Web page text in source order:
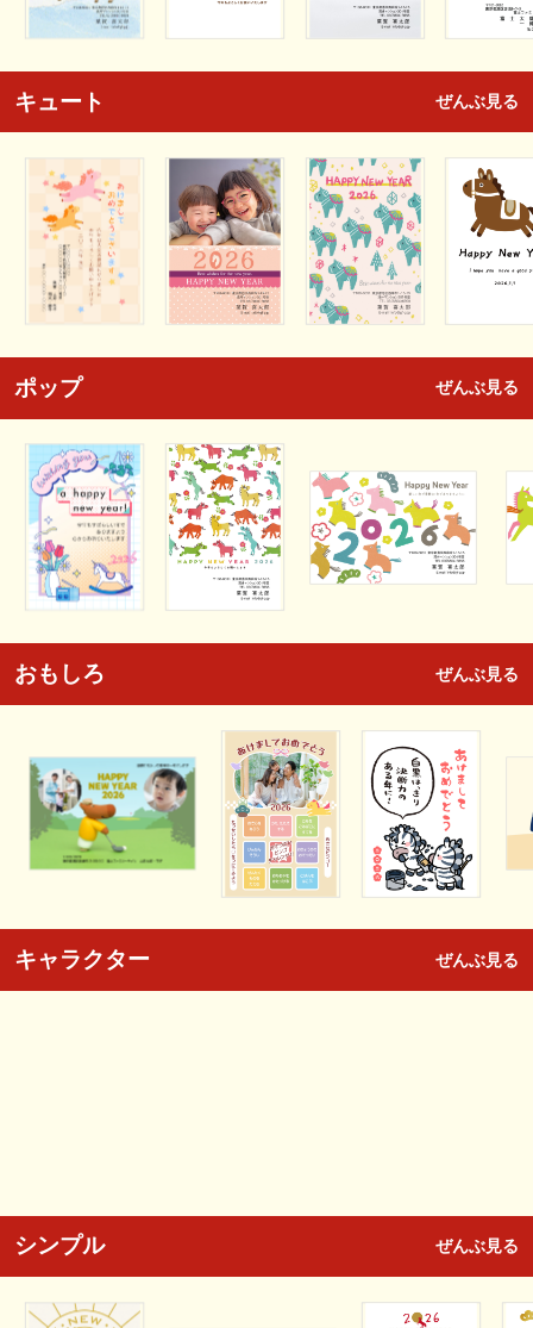
キュート ぜんぶ見る
ポップ ぜんぶ見る
おもしろ ぜんぶ見る
キャラクター ぜんぶ見る
シンプル ぜんぶ見る